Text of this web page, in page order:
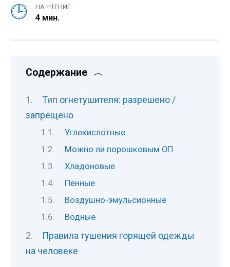
НА ЧТЕНИЕ
4 мин.
Содержание
Тип огнетушителя: разрешено /
запрещено
Углекислотные
Можно ли порошковым ОП
Хладоновые
Пенные
Воздушно-эмульсионные
Водные
Правила тушения горящей одежды
на человеке